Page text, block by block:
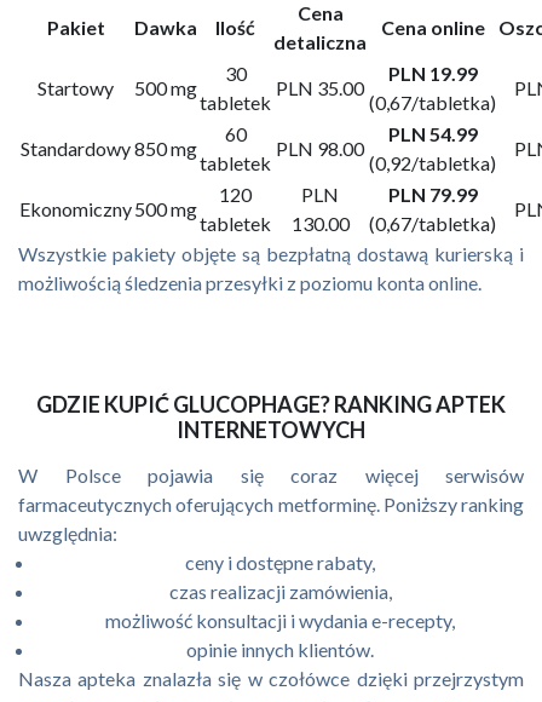
Pakiet
Dawka Ilość
Cena
detaliczna
Cena online
Startowy 500 mg
30
tabletek
PLN 35.00
PLN 19.99
(0,67/tabletka)
Standardowy850 mg
60
tabletek
PLN 98.00
PLN 54.99
(0,92/tabletka)
Ekonomiczny500 mg
120
tabletek
PLN
130.00
PLN 79.99
(0,67/tabletka)
Wszystkie pakiety objęte są bezpłatną dostawą kurierską i
możliwością śledzenia przesyłki z poziomu konta online.
GDZIE KUPIĆ GLUCOPHAGE? RANKING APTEK
INTERNETOWYCH
W Polsce pojawia się coraz więcej serwisów
farmaceutycznych oferujących metforminę. Poniższy ranking
uwzględnia:
ceny i dostępne rabaty,
czas realizacji zamówienia,
możliwość konsultacji i wydania e-recepty,
opinie innych klientów.
Nasza apteka znalazła się w czołówce dzięki przejrzystym